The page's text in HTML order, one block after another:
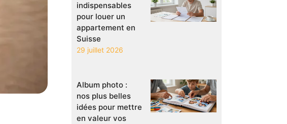
indispensables
pour louer un
appartement en
Suisse
29 juillet 2026
Album photo :
nos plus belles
idées pour mettre
en valeur vos